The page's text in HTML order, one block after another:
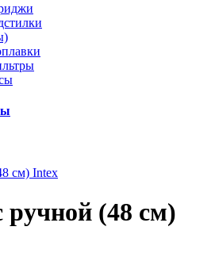
ручной (48 см)